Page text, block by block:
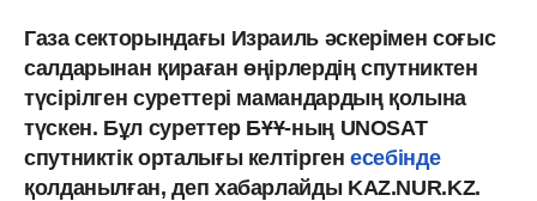
Газа секторындағы Израиль әскерімен соғыс
салдарынан қираған өңірлердің спутниктен
түсірілген суреттері мамандардың қолына
түскен. Бұл суреттер БҰҰ-ның UNOSAT
спутниктік орталығы келтіргенесебінде
қолданылған, деп хабарлайды KAZ.NUR.KZ.